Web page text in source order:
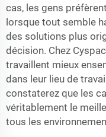
cas, les gens
lorsque tout semble
des solutions plus
décision. Chez
travaillent mieux
dans leur lieu de
constaterez que les
véritablement le
tous les